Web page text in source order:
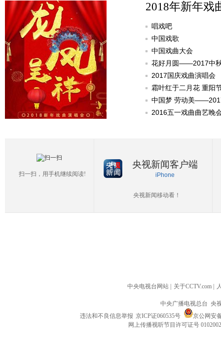
2018年新年戏
唱戏吧
中国戏歌
中国戏曲大会
花好月圆——2017中
2017国庆戏曲演唱会
霜叶红于二月花 重阳
中国梦 劳动美
2016五一戏曲曲艺晚
扫一扫，用手机继续阅读!
央视新闻客户端
iPhone
央视新闻移动看！
中央电视台网站 关于CCTV.com
中央广播电视总台 央
违法和不良信息举报 京ICP证060535号
京公网安
网上传播视听节目许可证号